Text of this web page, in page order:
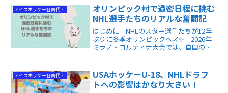
子チームが金メダル獲得後、状況が好転
し...。
アイスホッケー各国代表情報
オリンピック村で過密日程に挑む
NHL選手たちのリアルな奮闘記
はじめに NHLのスター選手たちが12年
ぶりに冬季オリンピックへ🏒✨ 2026年
ミラノ・コルティナ大会では、自国の代
さ、共同生活など、NHLの快適環境とは
異なる現実も…。...
アイスホッケー各国代表情報
USAホッケーU-18、NHLドラフ
トへの影響はかなり大きい！